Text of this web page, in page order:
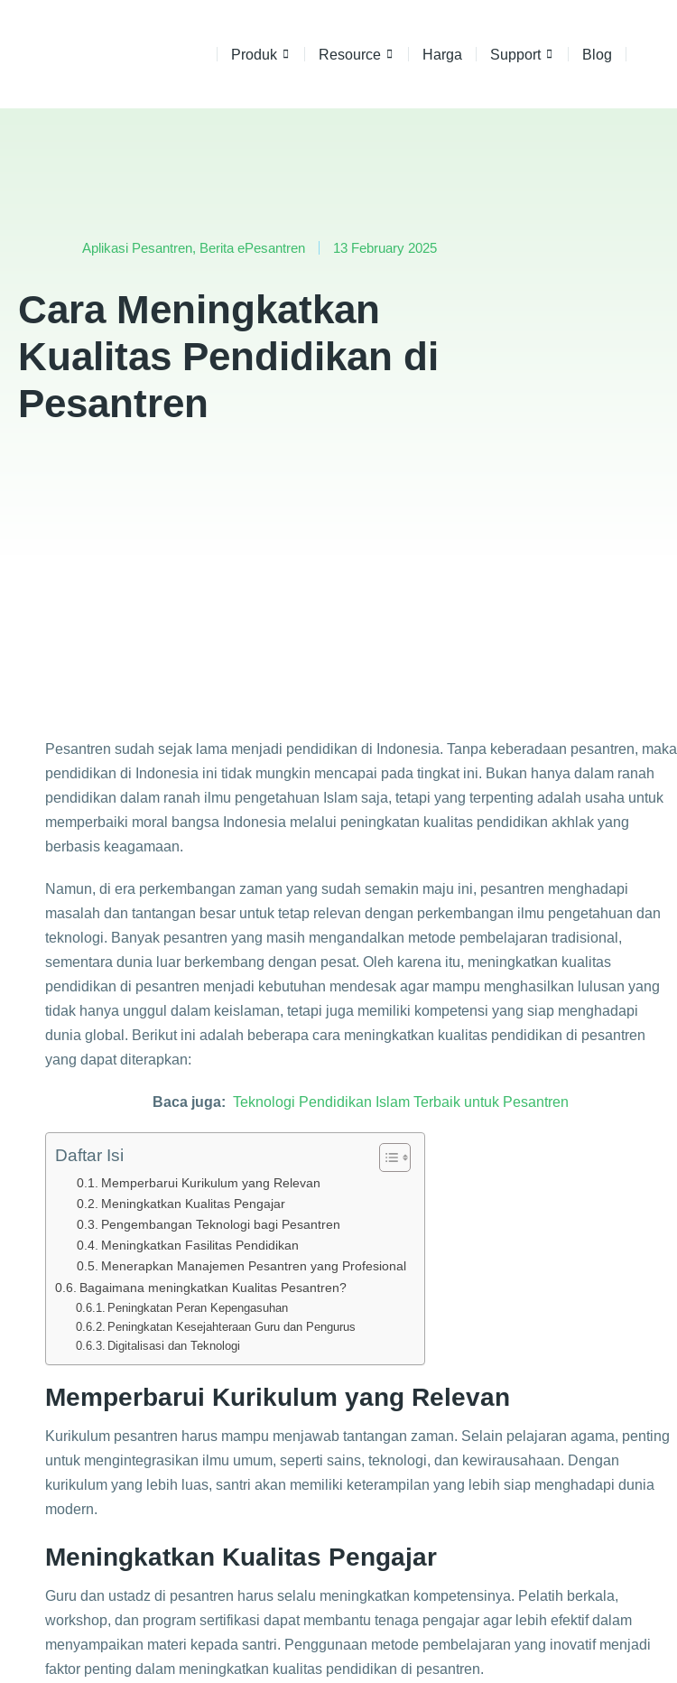
Produk Resource Harga Support Blog
Aplikasi Pesantren, Berita ePesantren 13 February 2025
Cara Meningkatkan
Kualitas Pendidikan di
Pesantren
Pesantren sudah sejak lama menjadi pendidikan di Indonesia. Tanpa keberadaan pesantren, maka
pendidikan di Indonesia ini tidak mungkin mencapai pada tingkat ini. Bukan hanya dalam ranah
pendidikan dalam ranah ilmu pengetahuan Islam saja, tetapi yang terpenting adalah usaha untuk
memperbaiki moral bangsa Indonesia melalui peningkatan kualitas pendidikan akhlak yang
berbasis keagamaan.
Namun, di era perkembangan zaman yang sudah semakin maju ini, pesantren menghadapi
masalah dan tantangan besar untuk tetap relevan dengan perkembangan ilmu pengetahuan dan
teknologi. Banyak pesantren yang masih mengandalkan metode pembelajaran tradisional,
sementara dunia luar berkembang dengan pesat. Oleh karena itu, meningkatkan kualitas
pendidikan di pesantren menjadi kebutuhan mendesak agar mampu menghasilkan lulusan yang
tidak hanya unggul dalam keislaman, tetapi juga memiliki kompetensi yang siap menghadapi
dunia global. Berikut ini adalah beberapa cara meningkatkan kualitas pendidikan di pesantren
yang dapat diterapkan:
Baca juga:Teknologi Pendidikan Islam Terbaik untuk Pesantren
Daftar Isi
Memperbarui Kurikulum yang Relevan
Meningkatkan Kualitas Pengajar
Pengembangan Teknologi bagi Pesantren
Meningkatkan Fasilitas Pendidikan
Menerapkan Manajemen Pesantren yang Profesional
Bagaimana meningkatkan Kualitas Pesantren?
Peningkatan Peran Kepengasuhan
Peningkatan Kesejahteraan Guru dan Pengurus
Digitalisasi dan Teknologi
Memperbarui Kurikulum yang Relevan
Kurikulum pesantren harus mampu menjawab tantangan zaman. Selain pelajaran agama, penting
untuk mengintegrasikan ilmu umum, seperti sains, teknologi, dan kewirausahaan. Dengan
kurikulum yang lebih luas, santri akan memiliki keterampilan yang lebih siap menghadapi dunia
modern.
Meningkatkan Kualitas Pengajar
Guru dan ustadz di pesantren harus selalu meningkatkan kompetensinya. Pelatih berkala,
workshop, dan program sertifikasi dapat membantu tenaga pengajar agar lebih efektif dalam
menyampaikan materi kepada santri. Penggunaan metode pembelajaran yang inovatif menjadi
faktor penting dalam meningkatkan kualitas pendidikan di pesantren.